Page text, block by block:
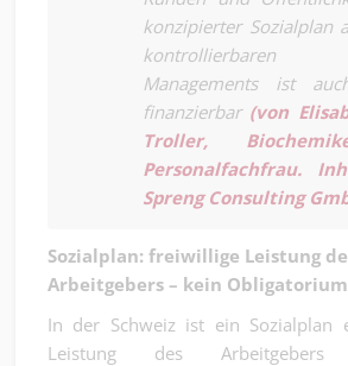
konzipierter Sozialplan
Managements ist
finanzierbar (von
Troller,
Personalfachfrau.
Spreng Consulting
Sozialplan: freiwillige Leistung
Arbeitgebers – kein Obligatorium
In der Schweiz ist ein Sozialplan
Leistung des